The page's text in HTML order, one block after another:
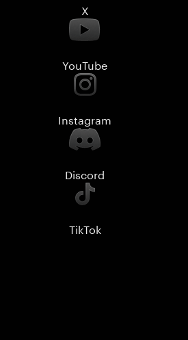
X
YouTube
Instagram
Discord
TikTok